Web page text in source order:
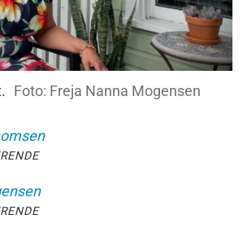
Foto: Freja Nanna Mogensen